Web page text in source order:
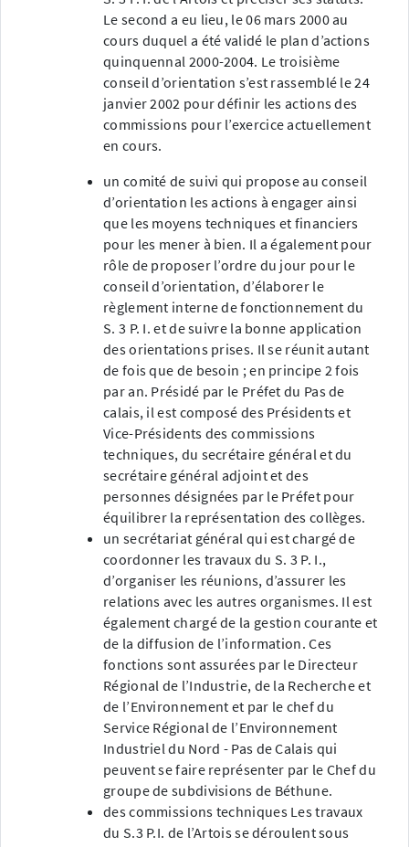
Le second a eu lieu, le 06 mars 2000 au
cours duquel a été validé le plan d’actions
quinquennal 2000-2004. Le troisième
conseil d’orientation s’est rassemblé le 24
janvier 2002 pour définir les actions des
commissions pour l’exercice actuellement
en cours.
un comité de suivi qui propose au conseil
d’orientation les actions à engager ainsi
que les moyens techniques et financiers
pour les mener à bien. Il a également pour
rôle de proposer l’ordre du jour pour le
conseil d’orientation, d’élaborer le
règlement interne de fonctionnement du
S. 3 P. I. et de suivre la bonne application
des orientations prises. Il se réunit autant
de fois que de besoin ; en principe 2 fois
par an. Présidé par le Préfet du Pas de
calais, il est composé des Présidents et
Vice-Présidents des commissions
techniques, du secrétaire général et du
secrétaire général adjoint et des
personnes désignées par le Préfet pour
équilibrer la représentation des collèges.
un secrétariat général qui est chargé de
coordonner les travaux du S. 3 P. I.,
d’organiser les réunions, d’assurer les
relations avec les autres organismes. Il est
également chargé de la gestion courante et
de la diffusion de l’information. Ces
fonctions sont assurées par le Directeur
Régional de l’Industrie, de la Recherche et
de l’Environnement et par le chef du
Service Régional de l’Environnement
Industriel du Nord - Pas de Calais qui
peuvent se faire représenter par le Chef du
groupe de subdivisions de Béthune.
des commissions techniques Les travaux
du S.3 P.I. de l’Artois se déroulent sous